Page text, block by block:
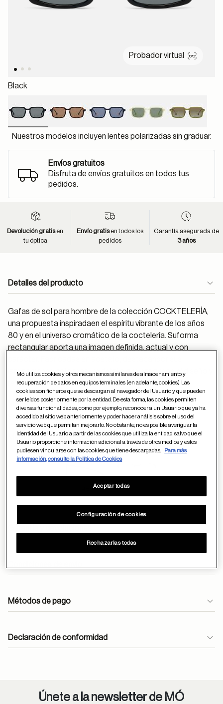
Probador virtual
Black
selected
Nuestros modelos incluyen lentes polarizadas sin graduar.
Envíos gratuitos
Disfruta de envíos gratuitos en todos tus
pedidos.
Devolución gratisen
tu óptica
Envío gratisen todos los
pedidos
Garantía asegurada de
3 años
Detalles del producto
Gafas de sol para hombre de la colección COCKTELERÍA,
una propuesta inspiradaen el espíritu vibrante de los años
80 y en el universo cromático de la coctelería. Suforma
rectangular aporta una imagen definida, actual y con
laminaciones coloridas, un detalle que enriquece el diseño y
refuerza su personalidad distintiva y sofisticada.
Material:Acetato
Sigue estosconsejospara el cuidado de las gafas
Medidas (milímetros):
20 53
atencioncliente@moperu.com
En óptica, las lentes monofocales antirreflejantes se
Lentes oftálmicos:
Métodos de pago
Declaración de conformidad
Únete a la newsletter de MÓ
Mó utiliza cookies y otros mecanismos similares de almacenamiento y
recuperación de datos en equipos terminales (en adelante, cookies). Las
cookies son ficheros que se descargan al navegador del Usuario y que pueden
ser leídos posteriormente por la entidad. De esta forma, las cookies permiten
diversas funcionalidades, como por ejemplo, reconocer a un Usuario que ya ha
accedido al sitio web anteriormente y poder hacer análisis sobre el uso del
servicio web que permitan mejorarlo. No obstante, no es posible averiguar la
identidad del Usuario a partir de las cookies que utiliza la entidad, salvo que el
Usuario proporcione información adicional a través de otros medios y estos
pudiesen vincularse con las cookies que tiene descargadas.
Para más
información, consulte la Política de Cookies
Configuración de cookies
Rechazarlas todas
Aceptar todas